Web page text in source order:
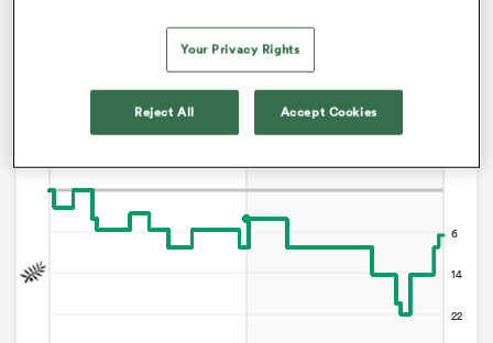
Your Privacy Rights
Reject All Accept Cookies